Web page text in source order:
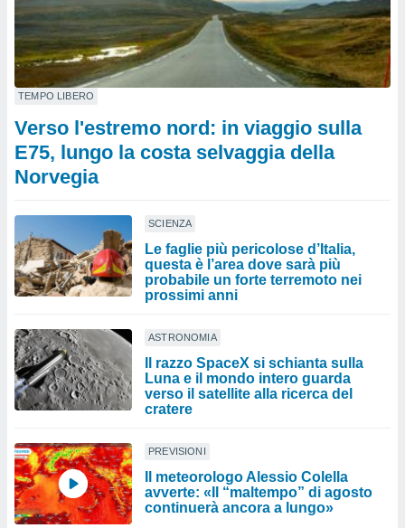
TEMPO LIBERO
Verso l'estremo nord: in viaggio sulla
E75, lungo la costa selvaggia della
Norvegia
SCIENZA
Le faglie più pericolose d’Italia,
questa è l’area dove sarà più
probabile un forte terremoto nei
prossimi anni
ASTRONOMIA
Il razzo SpaceX si schianta sulla
Luna e il mondo intero guarda
verso il satellite alla ricerca del
cratere
PREVISIONI
Il meteorologo Alessio Colella
avverte: «Il “maltempo” di agosto
continuerà ancora a lungo»